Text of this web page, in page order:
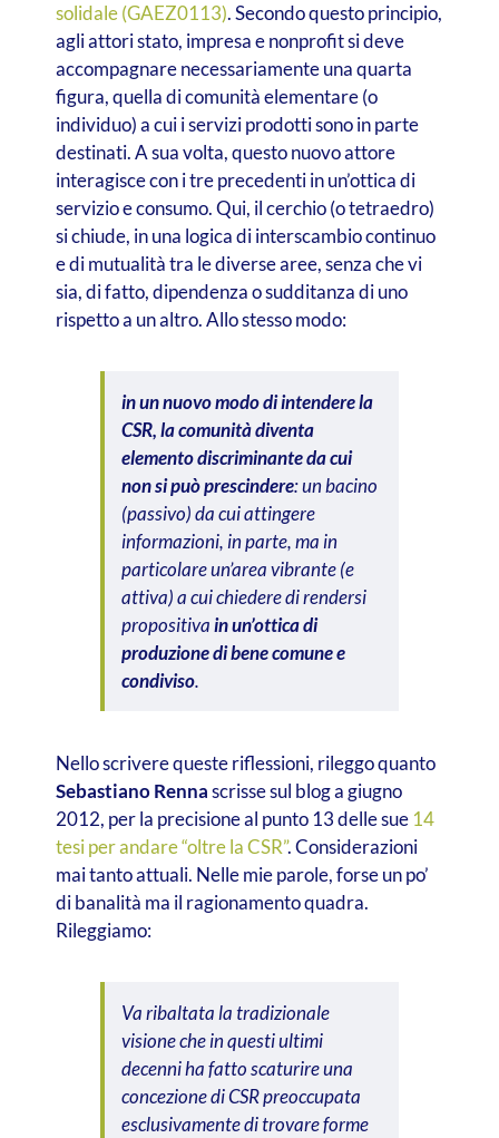
solidale (GAEZ0113). Secondo questo principio,
agli attori stato, impresa e nonprofit si deve
accompagnare necessariamente una quarta
figura, quella di comunità elementare (o
individuo) a cui i servizi prodotti sono in parte
destinati. A sua volta, questo nuovo attore
interagisce con i tre precedenti in un’ottica di
servizio e consumo. Qui, il cerchio (o tetraedro)
si chiude, in una logica di interscambio continuo
e di mutualità tra le diverse aree, senza che vi
sia, di fatto, dipendenza o sudditanza di uno
rispetto a un altro. Allo stesso modo:
in un nuovo modo di intendere la
CSR, la comunità diventa
elemento discriminante da cui
non si può prescindere: un bacino
(passivo) da cui attingere
informazioni, in parte, ma in
particolare un’area vibrante (e
attiva) a cui chiedere di rendersi
propositivain un’ottica di
produzione di bene comune e
condiviso.
Nello scrivere queste riflessioni, rileggo quanto
Sebastiano Rennascrisse sul blog a giugno
2012, per la precisione al punto 13 delle sue 14
tesi per andare “oltre la CSR”. Considerazioni
mai tanto attuali. Nelle mie parole, forse un po’
di banalità ma il ragionamento quadra.
Rileggiamo:
Va ribaltata la tradizionale
visione che in questi ultimi
decenni ha fatto scaturire una
concezione di CSR preoccupata
esclusivamente di trovare forme